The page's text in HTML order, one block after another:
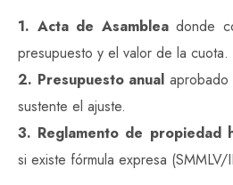
1. Acta de Asambleadonde
presupuesto y el valor de la cuota.
2. Presupuesto anual
sustente el ajuste.
3. Reglamento de propiedad
si existe fórmula expresa (SMMLV/